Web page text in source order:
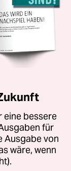
eine bessere
für
Ausgabe von
wäre, wenn